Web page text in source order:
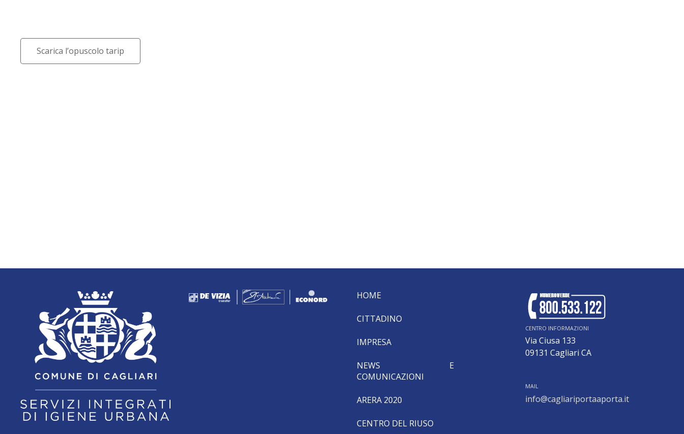
Scarica l’opuscolo tarip
HOME
CITTADINO
IMPRESA
NEWS E
COMUNICAZIONI
ARERA 2020
CENTRO DEL RIUSO
CENTRO INFORMAZIONI
Via Ciusa 133
09131 Cagliari CA
MAIL
info@cagliariportaaporta.it